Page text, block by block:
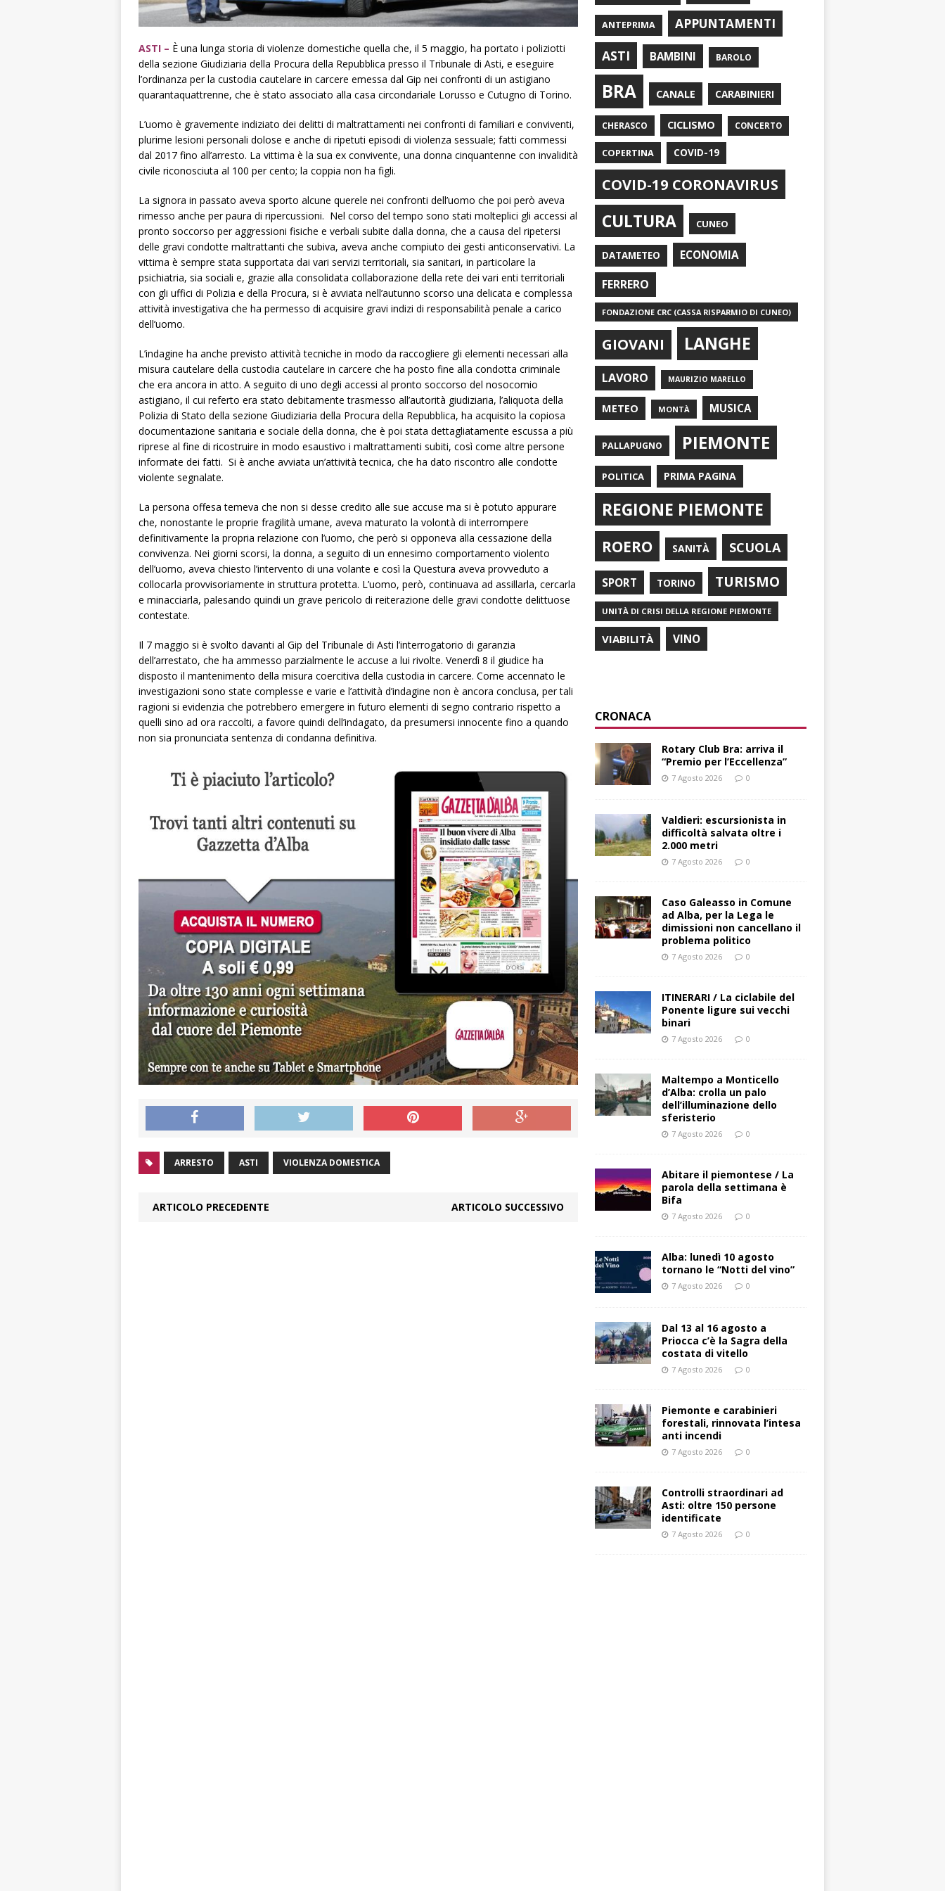
ASTI – È una lunga storia di violenze domestiche quella che, il 5 maggio, ha portato i poliziotti
della sezione Giudiziaria della Procura della Repubblica presso il Tribunale di Asti, e eseguire
l’ordinanza per la custodia cautelare in carcere emessa dal Gip nei confronti di un astigiano
quarantaquattrenne, che è stato associato alla casa circondariale Lorusso e Cutugno di Torino.
L’uomo è gravemente indiziato dei delitti di maltrattamenti nei confronti di familiari e conviventi,
plurime lesioni personali dolose e anche di ripetuti episodi di violenza sessuale; fatti commessi
dal 2017 fino all’arresto. La vittima è la sua ex convivente, una donna cinquantenne con invalidità
civile riconosciuta al 100 per cento; la coppia non ha figli.
La signora in passato aveva sporto alcune querele nei confronti dell’uomo che poi però aveva
rimesso anche per paura di ripercussioni. Nel corso del tempo sono stati molteplici gli accessi al
pronto soccorso per aggressioni fisiche e verbali subite dalla donna, che a causa del ripetersi
delle gravi condotte maltrattanti che subiva, aveva anche compiuto dei gesti anticonservativi. La
vittima è sempre stata supportata dai vari servizi territoriali, sia sanitari, in particolare la
psichiatria, sia sociali e, grazie alla consolidata collaborazione della rete dei vari enti territoriali
con gli uffici di Polizia e della Procura, si è avviata nell’autunno scorso una delicata e complessa
attività investigativa che ha permesso di acquisire gravi indizi di responsabilità penale a carico
dell’uomo.
L’indagine ha anche previsto attività tecniche in modo da raccogliere gli elementi necessari alla
misura cautelare della custodia cautelare in carcere che ha posto fine alla condotta criminale
che era ancora in atto. A seguito di uno degli accessi al pronto soccorso del nosocomio
astigiano, il cui referto era stato debitamente trasmesso all’autorità giudiziaria, l’aliquota della
Polizia di Stato della sezione Giudiziaria della Procura della Repubblica, ha acquisito la copiosa
documentazione sanitaria e sociale della donna, che è poi stata dettagliatamente escussa a più
riprese al fine di ricostruire in modo esaustivo i maltrattamenti subiti, così come altre persone
informate dei fatti. Si è anche avviata un’attività tecnica, che ha dato riscontro alle condotte
violente segnalate.
La persona offesa temeva che non si desse credito alle sue accuse ma si è potuto appurare
che, nonostante le proprie fragilità umane, aveva maturato la volontà di interrompere
definitivamente la propria relazione con l’uomo, che però si opponeva alla cessazione della
convivenza. Nei giorni scorsi, la donna, a seguito di un ennesimo comportamento violento
dell’uomo, aveva chiesto l’intervento di una volante e così la Questura aveva provveduto a
collocarla provvisoriamente in struttura protetta. L’uomo, però, continuava ad assillarla, cercarla
e minacciarla, palesando quindi un grave pericolo di reiterazione delle gravi condotte delittuose
contestate.
Il 7 maggio si è svolto davanti al Gip del Tribunale di Asti l’interrogatorio di garanzia
dell’arrestato, che ha ammesso parzialmente le accuse a lui rivolte. Venerdì 8 il giudice ha
disposto il mantenimento della misura coercitiva della custodia in carcere. Come accennato le
investigazioni sono state complesse e varie e l’attività d’indagine non è ancora conclusa, per tali
ragioni si evidenzia che potrebbero emergere in futuro elementi di segno contrario rispetto a
quelli sino ad ora raccolti, a favore quindi dell’indagato, da presumersi innocente fino a quando
non sia pronunciata sentenza di condanna definitiva.
ARRESTO ASTI VIOLENZA DOMESTICA
ARTICOLO PRECEDENTE ARTICOLO SUCCESSIVO
ANTEPRIMA
APPUNTAMENTI
ASTI
BAMBINI BAROLO
BRA CANALE CARABINIERI
CHERASCO CICLISMO CONCERTO
COPERTINA COVID-19
COVID-19 CORONAVIRUS
CULTURA CUNEO
DATAMETEO ECONOMIA
FERRERO
FONDAZIONE CRC (CASSA RISPARMIO DI CUNEO)
GIOVANI LANGHE
LAVORO MAURIZIO MARELLO
METEO MONTÀ MUSICA
PALLAPUGNO PIEMONTE
POLITICA PRIMA PAGINA
REGIONE PIEMONTE
ROERO SANITÀ SCUOLA
SPORT TORINO TURISMO
UNITÀ DI CRISI DELLA REGIONE PIEMONTE
VIABILITÀ VINO
CRONACA
Rotary Club Bra: arriva il
“Premio per l’Eccellenza”
7 Agosto 2026 0
Valdieri: escursionista in
difficoltà salvata oltre i
2.000 metri
7 Agosto 2026 0
Caso Galeasso in Comune
ad Alba, per la Lega le
dimissioni non cancellano il
problema politico
7 Agosto 2026 0
ITINERARI / La ciclabile del
Ponente ligure sui vecchi
binari
7 Agosto 2026 0
Maltempo a Monticello
d’Alba: crolla un palo
dell’illuminazione dello
sferisterio
7 Agosto 2026 0
Abitare il piemontese / La
parola della settimana è
Bifa
7 Agosto 2026 0
Alba: lunedì 10 agosto
tornano le “Notti del vino”
7 Agosto 2026 0
Dal 13 al 16 agosto a
Priocca c’è la Sagra della
costata di vitello
7 Agosto 2026 0
Piemonte e carabinieri
forestali, rinnovata l’intesa
anti incendi
7 Agosto 2026 0
Controlli straordinari ad
Asti: oltre 150 persone
identificate
7 Agosto 2026 0